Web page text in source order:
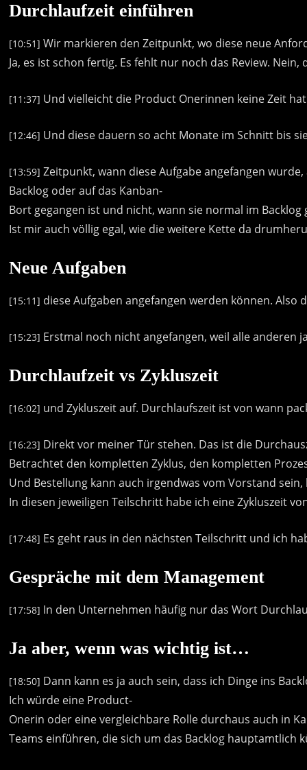
Durchlaufzeit einführen
[10:51] Wir markieren den Zeitpunkt, wo diese neue
Ja, es ist schon fertig. Es fehlt nur noch das Review. Nein,
[11:37] Und vielleicht die Product Onerinnen keine Zeit hat
[12:46] Und diese dauern so acht Monate im Schnitt bis
[13:59] Zeitpunkt, wann diese Aufgabe angefangen wurde,
Backlog oder auf das Kanban-
Bort gegangen ist und nicht, wann sie normal im Backlog
Ist mir auch völlig egal, wie die weitere Kette da
Neue Aufgaben
[15:11] diese Aufgaben angefangen werden können. Also
[15:23] Erstmal noch nicht angefangen, weil alle anderen
Durchlaufzeit vs Zykluszeit
[16:02] und Zykluszeit auf. Durchlaufszeit ist von wann
[16:23] Direkt vor meiner Tür stehen. Das ist die
Betrachtet den kompletten Zyklus, den kompletten
Und Bestellung kann auch irgendwas vom Vorstand sein,
In diesen jeweiligen Teilschritt habe ich eine Zykluszeit
[17:48] Es geht raus in den nächsten Teilschritt und ich
Gespräche mit dem Management
[17:58] In den Unternehmen häufig nur das Wort
Ja aber, wenn was wichtig ist…
[18:50] Dann kann es ja auch sein, dass ich Dinge ins
Ich würde eine Product-
Onerin oder eine vergleichbare Rolle durchaus auch in
Teams einführen, die sich um das Backlog hauptamtlich